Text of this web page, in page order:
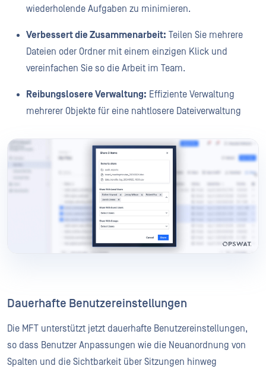
wiederholende Aufgaben zu minimieren.
Verbessert die Zusammenarbeit: Teilen Sie mehrere
Dateien oder Ordner mit einem einzigen Klick und
vereinfachen Sie so die Arbeit im Team.
Reibungslosere Verwaltung: Effiziente Verwaltung
mehrerer Objekte für eine nahtlosere Dateiverwaltung
Dauerhafte Benutzereinstellungen
Die MFT unterstützt jetzt dauerhafte Benutzereinstellungen,
so dass Benutzer Anpassungen wie die Neuanordnung von
Spalten und die Sichtbarkeit über Sitzungen hinweg